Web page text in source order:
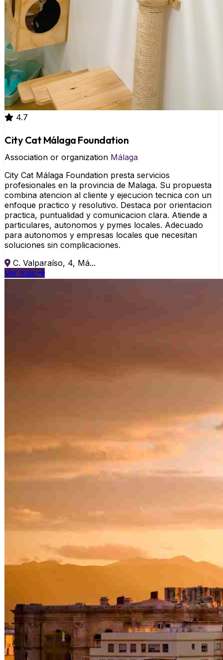
4.7
City Cat Málaga Foundation
Association or organization Málaga
City Cat Málaga Foundation presta servicios
profesionales en la provincia de Malaga. Su propuesta
combina atencion al cliente y ejecucion tecnica con un
enfoque practico y resolutivo. Destaca por orientacion
practica, puntualidad y comunicacion clara. Atiende a
particulares, autonomos y pymes locales. Adecuado
para autonomos y empresas locales que necesitan
soluciones sin complicaciones.
C. Valparaíso, 4, Má...
Ver más